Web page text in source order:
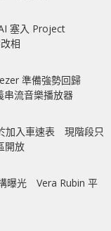
塞入 Project
相
準備強勢回歸
流音樂播放器
加入車速表 現階段只
開放
曝光 Vera Rubin 平